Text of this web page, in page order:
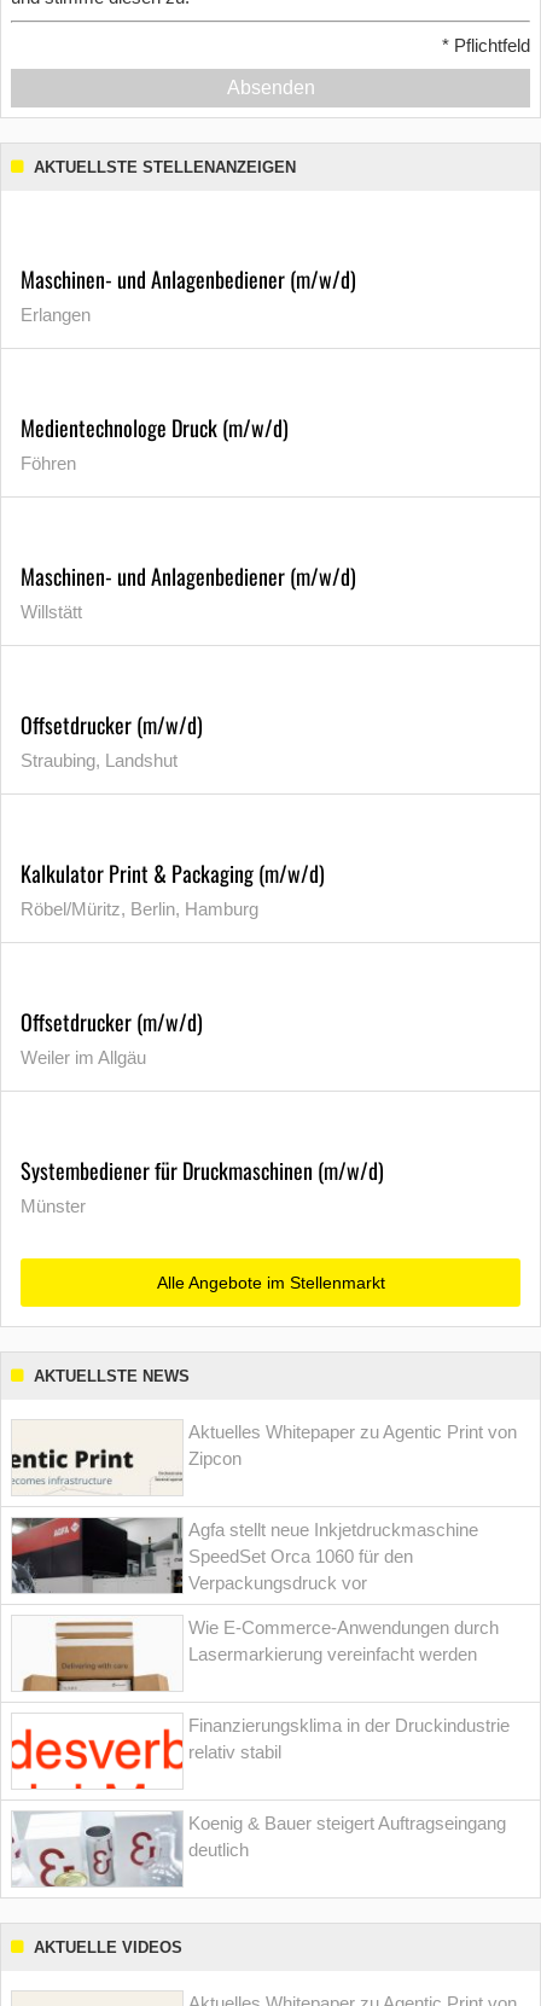
* Pflichtfeld
Absenden
AKTUELLSTE STELLENANZEIGEN
Maschinen- und Anlagenbediener (m/w/d)
Erlangen
Medientechnologe Druck (m/w/d)
Föhren
Maschinen- und Anlagenbediener (m/w/d)
Willstätt
Offsetdrucker (m/w/d)
Straubing, Landshut
Kalkulator Print & Packaging (m/w/d)
Röbel/Müritz, Berlin, Hamburg
Offsetdrucker (m/w/d)
Weiler im Allgäu
Systembediener für Druckmaschinen (m/w/d)
Münster
Alle Angebote im Stellenmarkt
AKTUELLSTE NEWS
Aktuelles Whitepaper zu Agentic Print von
Zipcon
Agfa stellt neue Inkjetdruckmaschine
SpeedSet Orca 1060 für den
Verpackungsdruck vor
Wie E-Commerce-Anwendungen durch
Lasermarkierung vereinfacht werden
Finanzierungsklima in der Druckindustrie
relativ stabil
Koenig & Bauer steigert Auftragseingang
deutlich
AKTUELLE VIDEOS